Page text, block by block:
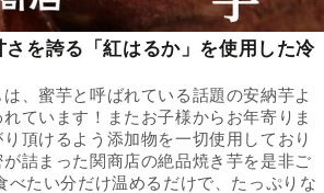
を誇る「紅はるか」を使用した冷
、蜜芋と呼ばれている話題の安納芋よ
ています！またお子様からお年寄りま
頂けるよう添加物を一切使用しており
詰まった関商店の絶品焼き芋を是非ご
べたい分だけ温めるだけで、たっぷりな